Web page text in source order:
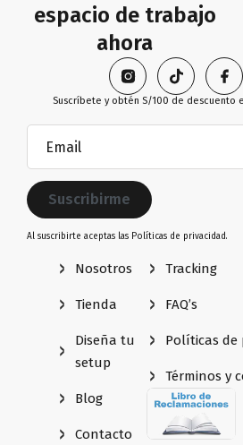
espacio de trabajo
ahora
Nosotros
Tienda
Diseña tu
setup
Blog
Contacto
Tracking
FAQ’s
Políticas de
Términos y
Suscríbete y obtén S/100 de descuento
(Obligatorio)
Al suscribirte aceptas las Políticas de privacidad.